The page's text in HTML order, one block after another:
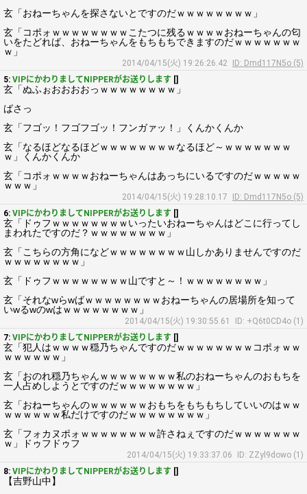
玄「おねーちゃんを探さないとですのだｗｗｗｗｗｗｗｗ」
玄「コポォｗｗｗｗｗｗｗｗこたつに残るｗｗｗｗおねーちゃんの匂
いをたどれば、おねーちゃんをもちもちできますのだｗｗｗｗｗｗｗ
ｗ」
2014/04/15(火) 19:26:26.42
ID: Dmd117N5o (5)
5: VIPにかわりましてNIPPERがお送りします []
玄「ぬふぉおおおおっｗｗｗｗｗｗｗｗ」
ばさっ
玄「フゴッ！フゴフゴッ！フンガァッ！」くんかくんか
玄「なるほどなるほどｗｗｗｗｗｗｗｗなるほど～ｗｗｗｗｗｗｗ
ｗ」くんかくんか
玄「コポォｗｗｗｗおねーちゃんはあっちにいるですのだｗｗｗｗｗ
ｗｗｗ」
2014/04/15(火) 19:28:10.17
ID: Dmd117N5o (5)
6: VIPにかわりましてNIPPERがお送りします []
玄「ドゥフｗｗｗｗｗｗｗｗいったいおねーちゃんはどこに行ってし
まわれたですのだ？ｗｗｗｗｗｗｗｗ」
玄「こちらの方角になどｗｗｗｗｗｗｗｗ山しかありませんですのだ
ｗｗｗｗｗｗｗｗ」
玄「ドゥフｗｗｗｗｗｗｗｗ山ですと～！ｗｗｗｗｗｗｗｗ」
玄「それなwらwばｗｗｗｗｗｗｗｗおねーちゃんの居場所を知って
いwるwのwはｗｗｗｗｗｗｗｗ」
2014/04/15(火) 19:30:55.61
ID: +Q6t0CD4o (1)
7: VIPにかわりましてNIPPERがお送りします []
玄「犯人はｗｗｗｗ穏乃ちゃんですのだｗｗｗｗｗｗｗｗコポォｗｗ
ｗｗｗｗｗｗ」
玄「おのれ穏乃ちゃんｗｗｗｗｗｗｗｗ私のおねーちゃんのおもちを
一人占めしようとですのだｗｗｗｗｗｗｗｗ」
玄「おねーちゃんのｗｗｗｗｗｗおもちをもちもちしていいのはｗｗ
ｗｗｗｗｗｗ私だけですのだｗｗｗｗｗｗｗｗ」
玄「フォカヌポォｗｗｗｗｗｗｗｗ許さねぇですのだｗｗｗｗｗｗｗ
ｗ」ドゥフドゥフ
2014/04/15(火) 19:33:37.06
ID: ZZyl9dowo (1)
8: VIPにかわりましてNIPPERがお送りします []
【吉野山中】